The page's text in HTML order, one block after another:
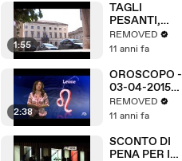
1:55
TAGLI
PESANTI,
PROVINCIA
SUL
REMOVED
11 anni fa
2:38
OROSCOPO -
03-04-2015
(A3Replay)
REMOVED
11 anni fa
SCONTO DI
PENA PER I